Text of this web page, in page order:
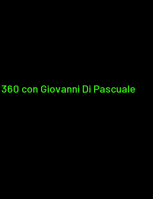
con Giovanni Di Pascuale